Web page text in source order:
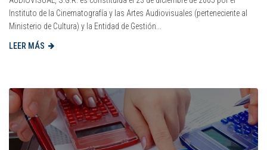
Instituto de la Cinematografía y las Artes Audiovisuales (perteneciente al
Ministerio de Cultura) y la Entidad de Gestión...
LEER MÁS